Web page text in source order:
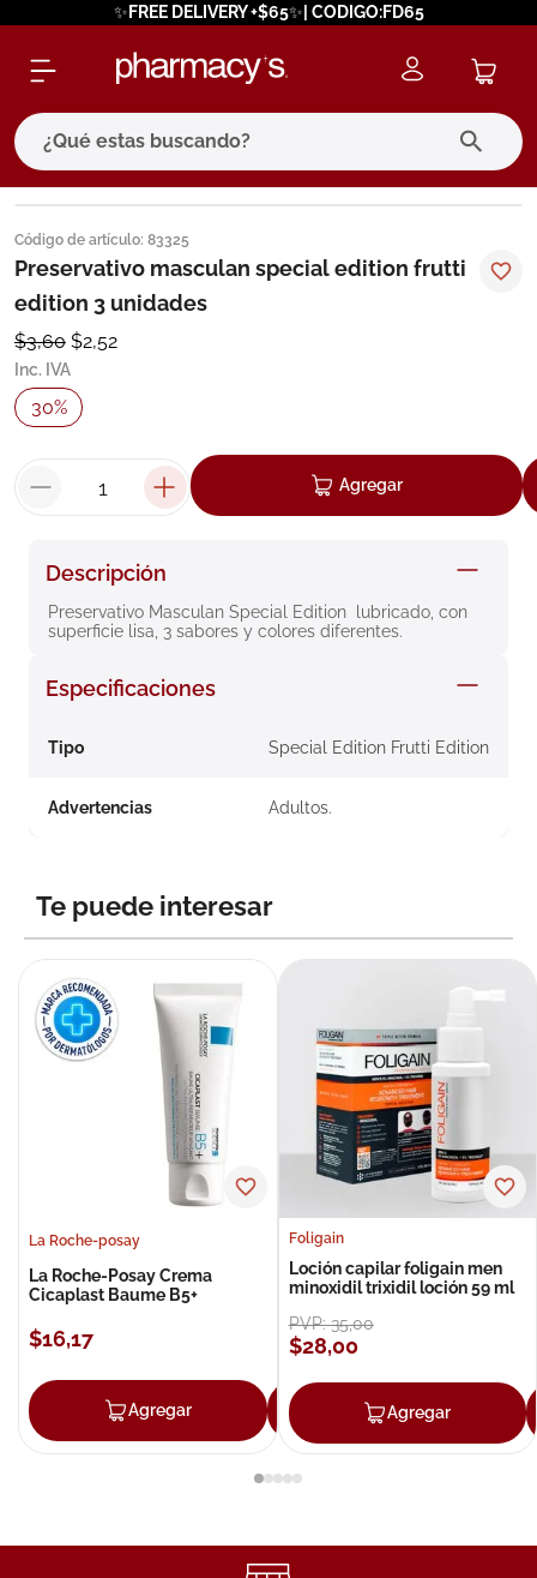
✨FREE DELIVERY +$65✨| CODIGO:FD65
¿Qué estas buscando?
Código de artículo: 83325
Preservativo masculan special edition frutti
edition 3 unidades
$3,60 $2,52
Inc. IVA
30%
Agregar
Descripción
Preservativo Masculan Special Edition  lubricado, con
superficie lisa, 3 sabores y colores diferentes.
Especificaciones
Tipo Special Edition Frutti Edition
Advertencias Adultos.
Te puede interesar
La Roche-posay
La Roche-Posay Crema
Cicaplast Baume B5+
$16,17
Agregar Agregar
Foligain
Loción capilar foligain men
minoxidil trixidil loción 59 ml
PVP:35,00
$28,00
Agregar
términos más buscados
1. eucerin
2. protector solar
3. bioderma
4. pilexil
5.
7. isdin
roche posay
9 megacistin
10. pañales